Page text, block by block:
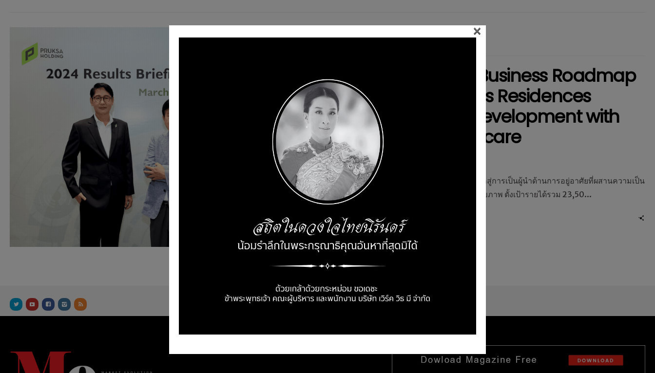
Pruksa Sets 2025 Business Roadmap
to Lead in Wellness Residences
Driving Housing Development with
Integrated Healthcare
Memag Online
พฤกษา โฮลดิ้ง เผยแผนธุรกิจปี 2568 เดินหน้าสู่การเป็นผู้นำด้านการอยู่อาศัยที่ผสานความเป็น
อยู่ที่ดี (Well-being) ควบคู่การบริการด้านสุขภาพ ตั้งเป้ารายได้รวม 23,50...
Continue reading
×